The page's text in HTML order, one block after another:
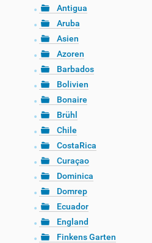
Antigua
Aruba
Asien
Azoren
Barbados
Bolivien
Bonaire
Brühl
Chile
CostaRica
Curaçao
Dominica
Domrep
Ecuador
England
Finkens Garten